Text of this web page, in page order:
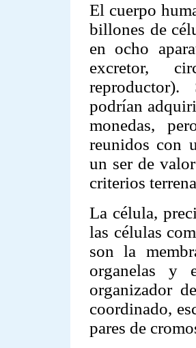
El cuerpo
billones de
en ocho
excretor,
reproductor).
podrían
monedas,
reunidos con
un ser de
criterios
La célula,
las células
son la
organelas y
organizador
coordinado,
pares de